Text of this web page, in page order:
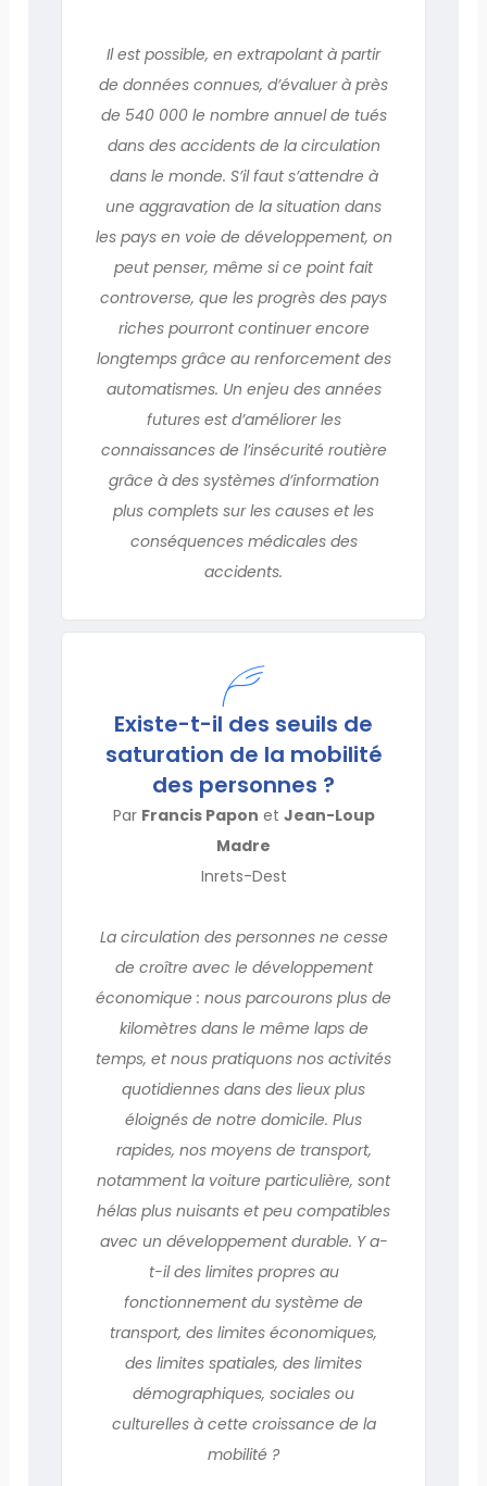
Il est possible, en extrapolant à partir
de données connues, d’évaluer à près
de 540 000 le nombre annuel de tués
dans des accidents de la circulation
dans le monde. S’il faut s’attendre à
une aggravation de la situation dans
les pays en voie de développement, on
peut penser, même si ce point fait
controverse, que les progrès des pays
riches pourront continuer encore
longtemps grâce au renforcement des
automatismes. Un enjeu des années
futures est d’améliorer les
connaissances de l’insécurité routière
grâce à des systèmes d’information
plus complets sur les causes et les
conséquences médicales des
accidents.
Existe-t-il des seuils de
saturation de la mobilité
des personnes ?
Par Francis Papon et Jean-Loup
Madre
Inrets-Dest
La circulation des personnes ne cesse
de croître avec le développement
économique : nous parcourons plus de
kilomètres dans le même laps de
temps, et nous pratiquons nos activités
quotidiennes dans des lieux plus
éloignés de notre domicile. Plus
rapides, nos moyens de transport,
notamment la voiture particulière, sont
hélas plus nuisants et peu compatibles
avec un développement durable. Y a-
t-il des limites propres au
fonctionnement du système de
transport, des limites économiques,
des limites spatiales, des limites
démographiques, sociales ou
culturelles à cette croissance de la
mobilité ?